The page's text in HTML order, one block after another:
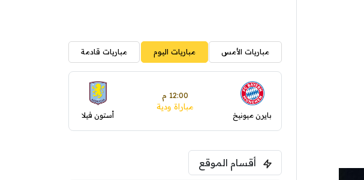
مباريات الأمس مباريات اليوم مباريات قادمة
بايرن ميونيخ
12:00 م
مباراة ودية
أستون فيلا
أقسام الموقع